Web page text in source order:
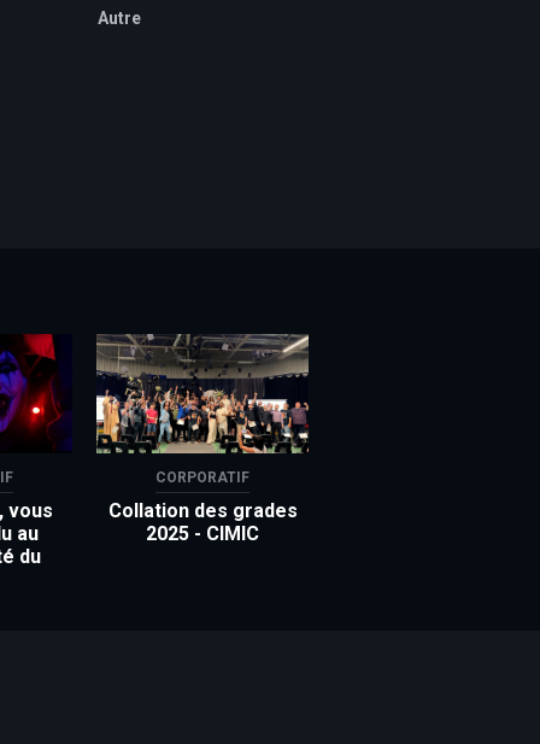
Autre
vous
au
du
CORPORATIF
Collation des grades
2025 - CIMIC